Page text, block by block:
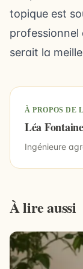
topique est
professionnel
serait la
À PROPOS DE
Léa Fontaine
Ingénieure
À lire aussi